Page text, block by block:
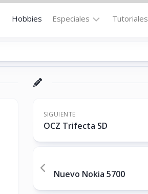
Hobbies Especiales
la
Destacados
Downloads
Tutoriales
SIGUIENTE
OCZ Trifecta SD
Nuevo Nokia 5700